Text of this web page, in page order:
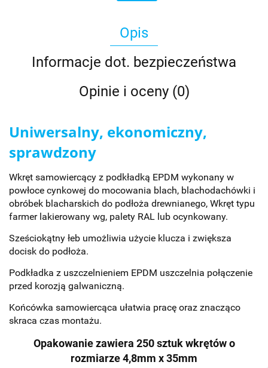
Opis
Informacje dot. bezpieczeństwa
Opinie i oceny (0)
Uniwersalny, ekonomiczny,
sprawdzony
Wkręt samowiercący z podkładką EPDM wykonany w
powłoce cynkowej do mocowania blach, blachodachówki i
obróbek blacharskich do podłoża drewnianego, Wkręt typu
farmer lakierowany wg, palety RAL lub ocynkowany.
Sześciokątny łeb umożliwia użycie klucza i zwiększa
docisk do podłoża.
Podkładka z uszczelnieniem EPDM uszczelnia połączenie
przed korozją galwaniczną.
Końcówka samowiercąca ułatwia pracę oraz znacząco
skraca czas montażu.
Opakowanie zawiera 250 sztuk wkrętów o
rozmiarze 4,8mm x 35mm